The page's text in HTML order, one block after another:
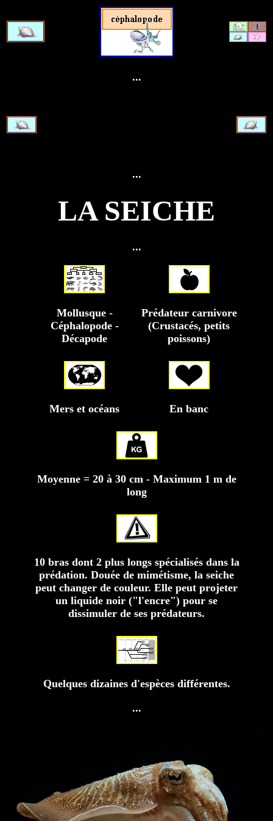
...
...
LA SEICHE
...
Mollusque -
Céphalopode -
Décapode
Prédateur carnivore
(Crustacés, petits
poissons)
Mers et océans En banc
Moyenne = 20 à 30 cm - Maximum 1 m de
long
10 bras dont 2 plus longs spécialisés dans la
prédation. Douée de mimétisme, la seiche
peut changer de couleur. Elle peut projeter
un liquide noir ("l'encre") pour se
dissimuler de ses prédateurs.
Quelques dizaines d'espèces différentes.
...